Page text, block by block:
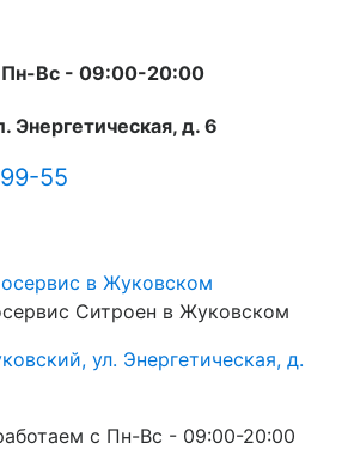
Вc - 09:00-20:00
Энергетическая, д. 6
55
Ситроен в Жуковском
ул. Энергетическая, д.
с Пн-Вc - 09:00-20:00